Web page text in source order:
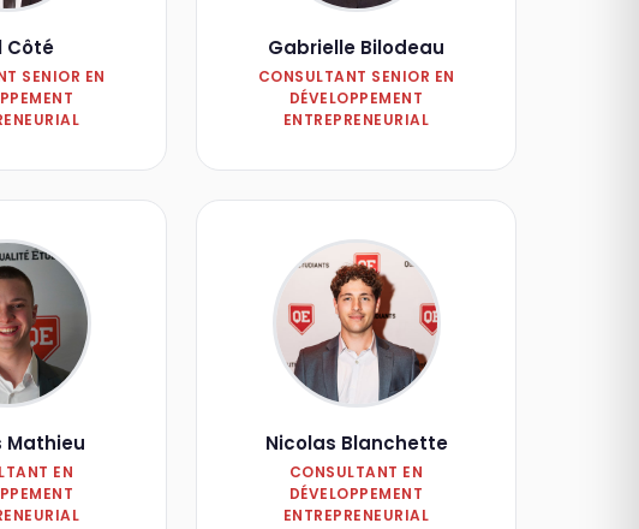
Côté
SENIOR EN
Gabrielle Bilodeau
CONSULTANT SENIOR EN
DÉVELOPPEMENT
ENTREPRENEURIAL
Mathieu
EN
Nicolas Blanchette
CONSULTANT EN
DÉVELOPPEMENT
ENTREPRENEURIAL